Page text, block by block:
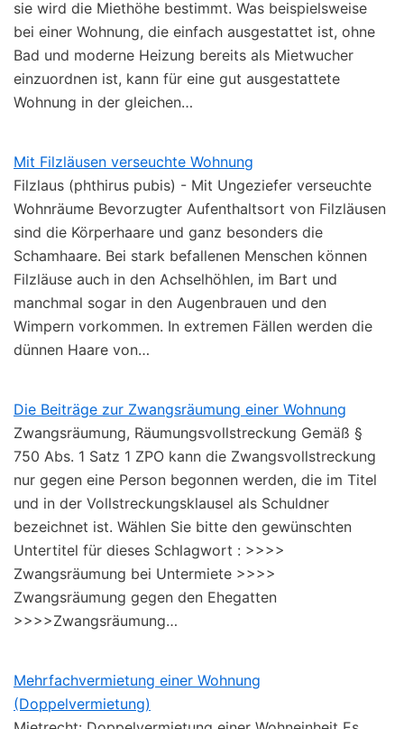
sie wird die Miethöhe bestimmt. Was beispielsweise
bei einer Wohnung, die einfach ausgestattet ist, ohne
Bad und moderne Heizung bereits als Mietwucher
einzuordnen ist, kann für eine gut ausgestattete
Wohnung in der gleichen…
Mit Filzläusen verseuchte Wohnung
Filzlaus (phthirus pubis) - Mit Ungeziefer verseuchte
Wohnräume Bevorzugter Aufenthaltsort von Filzläusen
sind die Körperhaare und ganz besonders die
Schamhaare. Bei stark befallenen Menschen können
Filzläuse auch in den Achselhöhlen, im Bart und
manchmal sogar in den Augenbrauen und den
Wimpern vorkommen. In extremen Fällen werden die
dünnen Haare von…
Die Beiträge zur Zwangsräumung einer Wohnung
Zwangsräumung, Räumungsvollstreckung Gemäß §
750 Abs. 1 Satz 1 ZPO kann die Zwangsvollstreckung
nur gegen eine Person begonnen werden, die im Titel
und in der Vollstreckungsklausel als Schuldner
bezeichnet ist. Wählen Sie bitte den gewünschten
Untertitel für dieses Schlagwort : >>>>
Zwangsräumung bei Untermiete >>>>
Zwangsräumung gegen den Ehegatten
>>>>Zwangsräumung…
Mehrfachvermietung einer Wohnung
(Doppelvermietung)